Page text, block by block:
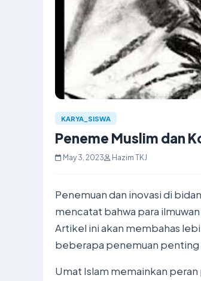
KARYA_SISWA
Peneme Muslim dan
May 3, 2023 Hazim TKJ
Penemuan dan inovasi di
mencatat bahwa para
Artikel ini akan membahas
beberapa penemuan penting
Umat Islam memainkan